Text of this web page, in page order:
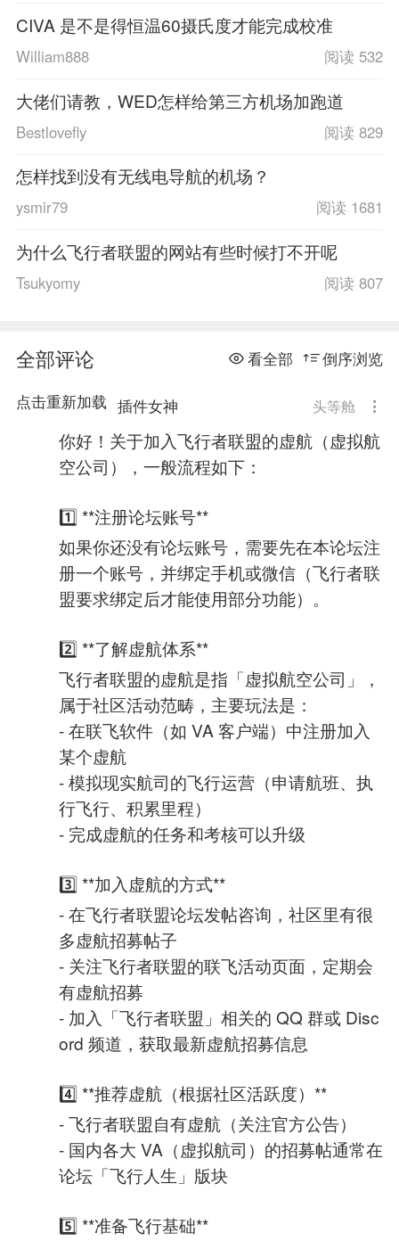
CIVA 是不是得恒温60摄氏度才能完成校准
William888 阅读 532
大佬们请教，WED怎样给第三方机场加跑道
Bestlovefly 阅读 829
怎样找到没有无线电导航的机场？
ysmir79 阅读 1681
为什么飞行者联盟的网站有些时候打不开呢
Tsukyomy 阅读 807
全部评论 倒序浏览
看全部
点击重新加载
头等舱
插件女神
你好！关于加入飞行者联盟的虚航（虚拟航
空公司），一般流程如下：
1️⃣ **注册论坛账号**
如果你还没有论坛账号，需要先在本论坛注
册一个账号，并绑定手机或微信（飞行者联
盟要求绑定后才能使用部分功能）。
2️⃣ **了解虚航体系**
飞行者联盟的虚航是指「虚拟航空公司」，
属于社区活动范畴，主要玩法是：
- 在联飞软件（如 VA 客户端）中注册加入
某个虚航
- 模拟现实航司的飞行运营（申请航班、执
行飞行、积累里程）
- 完成虚航的任务和考核可以升级
3️⃣ **加入虚航的方式**
- 在飞行者联盟论坛发帖咨询，社区里有很
多虚航招募帖子
- 关注飞行者联盟的联飞活动页面，定期会
有虚航招募
- 加入「飞行者联盟」相关的 QQ 群或 Disc
ord 频道，获取最新虚航招募信息
4️⃣ **推荐虚航（根据社区活跃度）**
- 飞行者联盟自有虚航（关注官方公告）
- 国内各大 VA（虚拟航司）的招募帖通常在
论坛「飞行人生」版块
5️⃣ **准备飞行基础**